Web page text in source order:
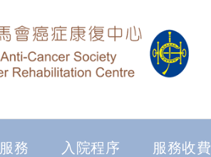
服務 入院程序 服務收費